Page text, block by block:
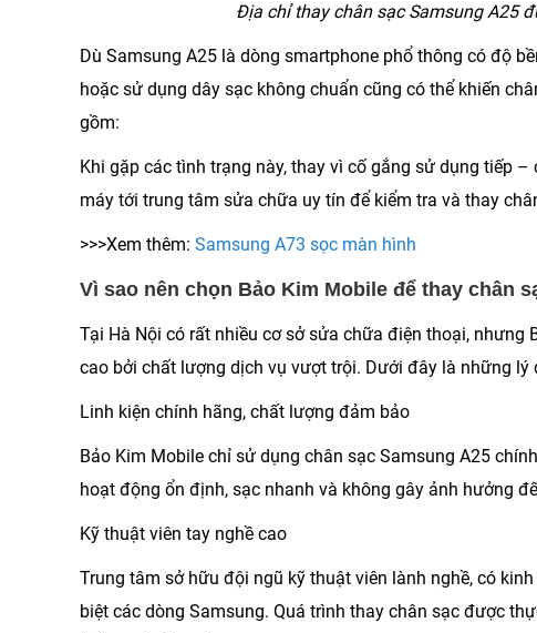
Địa chỉ thay chân sạc Samsung A25
Dù Samsung A25 là dòng smartphone phổ thông có độ
hoặc sử dụng dây sạc không chuẩn cũng có thể khiến
gồm:
Khi gặp các tình trạng này, thay vì cố gắng sử dụng tiếp
máy tới trung tâm sửa chữa uy tín để kiểm tra và thay
>>>Xem thêm: Samsung A73 sọc màn hình
Vì sao nên chọn Bảo Kim Mobile để thay chân
Tại Hà Nội có rất nhiều cơ sở sửa chữa điện thoại,
cao bởi chất lượng dịch vụ vượt trội. Dưới đây là những lý
Linh kiện chính hãng, chất lượng đảm bảo
Bảo Kim Mobile chỉ sử dụng chân sạc Samsung A25
hoạt động ổn định, sạc nhanh và không gây ảnh hưởng
Kỹ thuật viên tay nghề cao
Trung tâm sở hữu đội ngũ kỹ thuật viên lành nghề, có
biệt các dòng Samsung. Quá trình thay chân sạc được